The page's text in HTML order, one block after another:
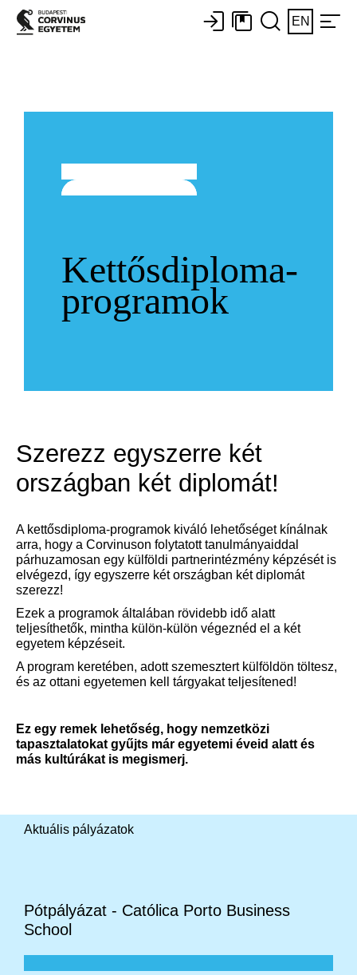
EN
Kettősdiploma-
programok
Szerezz egyszerre két
országban két diplomát!
A kettősdiploma-programok kiváló lehetőséget kínálnak
arra, hogy a Corvinuson folytatott tanulmányaiddal
párhuzamosan egy külföldi partnerintézmény képzését is
elvégezd, így egyszerre két országban két diplomát
szerezz!
Ezek a programok általában rövidebb idő alatt
teljesíthetők, mintha külön-külön végeznéd el a két
egyetem képzéseit.
A program keretében, adott szemesztert külföldön töltesz,
és az ottani egyetemen kell tárgyakat teljesítened!
Ez egy remek lehetőség, hogy nemzetközi
tapasztalatokat gyűjts már egyetemi éveid alatt és
más kultúrákat is megismerj.
Aktuális pályázatok
Pótpályázat - Católica Porto Business
School